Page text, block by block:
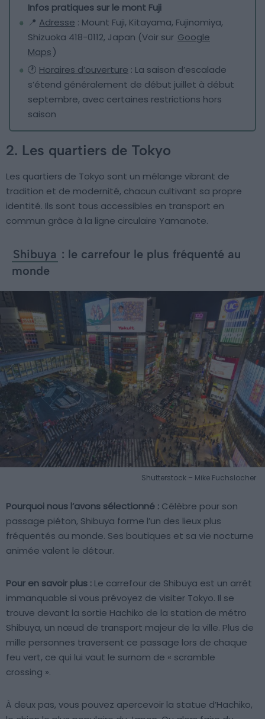
Infos pratiques sur le mont Fuji
📍 Adresse : Mount Fuji, Kitayama, Fujinomiya,
Shizuoka 418-0112, Japan (Voir sur Google
Maps)
🕐 Horaires d’ouverture : La saison d’escalade
s’étend généralement de début juillet à début
septembre, avec certaines restrictions hors
saison
2. Les quartiers de Tokyo
Les quartiers de Tokyo sont un mélange vibrant de
tradition et de modernité, chacun cultivant sa propre
identité. Ils sont tous accessibles en transport en
commun grâce à la ligne circulaire Yamanote.
Shibuya : le carrefour le plus fréquenté au
monde
Shutterstock – Mike Fuchslocher
Pourquoi nous l’avons sélectionné : Célèbre pour son
passage piéton, Shibuya forme l’un des lieux plus
fréquentés au monde. Ses boutiques et sa vie nocturne
animée valent le détour.
Pour en savoir plus : Le carrefour de Shibuya est un arrêt
immanquable si vous prévoyez de visiter Tokyo. Il se
trouve devant la sortie Hachiko de la station de métro
Shibuya, un nœud de transport majeur de la ville. Plus de
mille personnes traversent ce passage lors de chaque
feu vert, ce qui lui vaut le surnom de « scramble
crossing ».
À deux pas, vous pouvez apercevoir la statue d’Hachiko,